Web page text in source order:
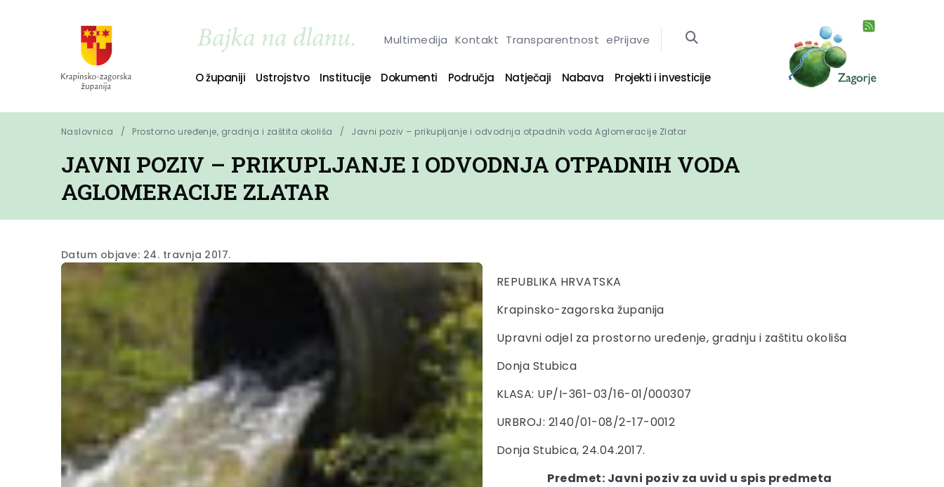
Multimedija Kontakt Transparentnost ePrijave
O županiji Ustrojstvo Institucije Dokumenti Područja Natječaji Nabava Projekti i investicije
Naslovnica Prostorno uređenje, gradnja i zaštita okoliša Javni poziv – prikupljanje i odvodnja otpadnih voda Aglomeracije Zlatar
JAVNI POZIV – PRIKUPLJANJE I ODVODNJA OTPADNIH VODA
AGLOMERACIJE ZLATAR
Datum objave: 24. travnja 2017.
REPUBLIKA HRVATSKA
Krapinsko-zagorska županija
Upravni odjel za prostorno uređenje, gradnju i zaštitu okoliša
Donja Stubica
KLASA: UP/I-361-03/16-01/000307
URBROJ: 2140/01-08/2-17-0012
Donja Stubica, 24.04.2017.
Predmet: Javni poziv za uvid u spis predmeta